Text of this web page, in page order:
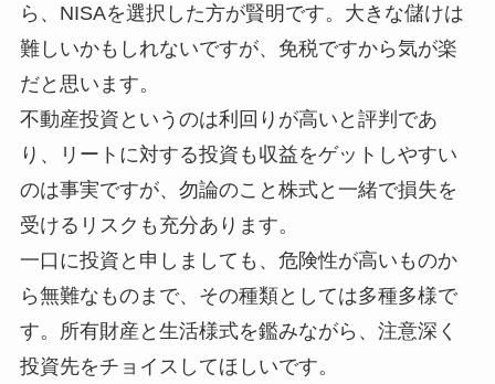
ら、NISAを選択した方が賢明です。大きな儲けは
難しいかもしれないですが、免税ですから気が楽
だと思います。
不動産投資というのは利回りが高いと評判であ
り、リートに対する投資も収益をゲットしやすい
のは事実ですが、勿論のこと株式と一緒で損失を
受けるリスクも充分あります。
一口に投資と申しましても、危険性が高いものか
ら無難なものまで、その種類としては多種多様で
す。所有財産と生活様式を鑑みながら、注意深く
投資先をチョイスしてほしいです。